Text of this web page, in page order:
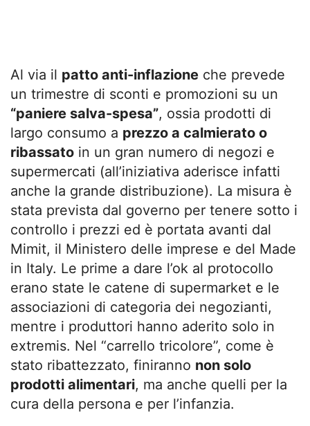
Al via il patto anti-inflazione che prevede
un trimestre di sconti e promozioni su un
“paniere salva-spesa”, ossia prodotti di
largo consumo a prezzo a calmierato o
ribassato in un gran numero di negozi e
supermercati (all’iniziativa aderisce infatti
anche la grande distribuzione). La misura è
stata prevista dal governo per tenere sotto i
controllo i prezzi ed è portata avanti dal
Mimit, il Ministero delle imprese e del Made
in Italy. Le prime a dare l’ok al protocollo
erano state le catene di supermarket e le
associazioni di categoria dei negozianti,
mentre i produttori hanno aderito solo in
extremis. Nel “carrello tricolore”, come è
stato ribattezzato, finiranno non solo
prodotti alimentari, ma anche quelli per la
cura della persona e per l’infanzia.